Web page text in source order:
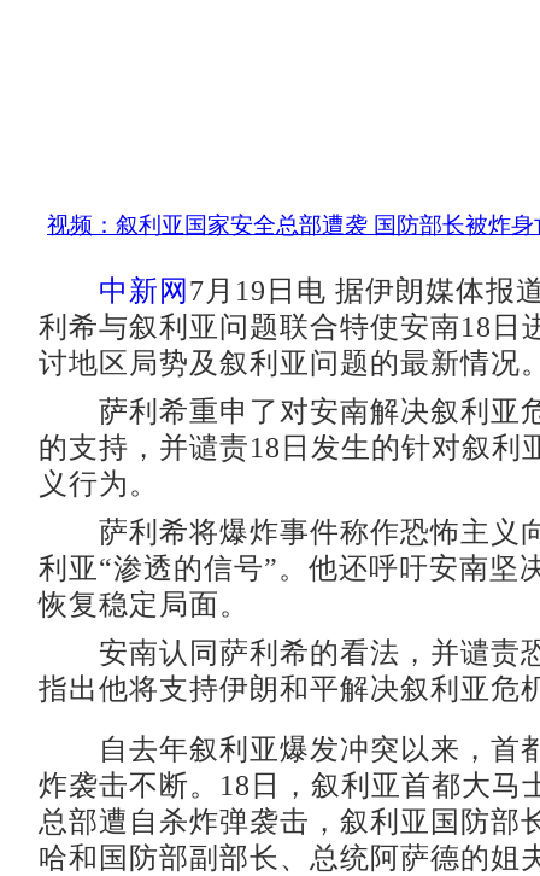
视频：叙利亚国家安全总部遭袭 国防部长被炸身
中新网 7月19日电 据伊朗媒体报
利希与叙利亚问题联合特使安南18日
讨地区局势及叙利亚问题的最新情况
萨利希重申了对安南解决叙利亚
的支持，并谴责18日发生的针对叙利
义行为。
萨利希将爆炸事件称作恐怖主义
利亚“渗透的信号”。他还呼吁安南坚
恢复稳定局面。
安南认同萨利希的看法，并谴责
指出他将支持伊朗和平解决叙利亚危
自去年叙利亚爆发冲突以来，首
炸袭击不断。18日，叙利亚首都大马
总部遭自杀炸弹袭击，叙利亚国防部
哈和国防部副部长、总统阿萨德的姐